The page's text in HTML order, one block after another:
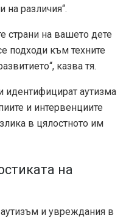
на различия“.
страни на вашето дете
подходи към техните
казва тя.
идентифицират аутизма
и интервенциите
в цялостното им
на
и увреждания в